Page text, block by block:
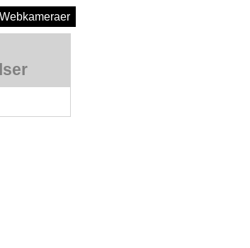
Webkameraer